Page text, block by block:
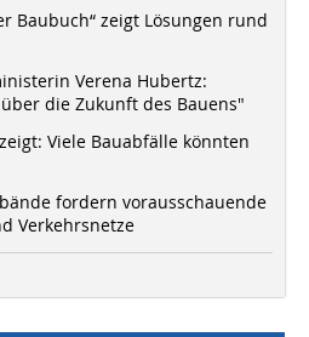
Baubuch“ zeigt Lösungen rund
Verena Hubertz:
die Zukunft des Bauens"
Viele Bauabfälle könnten
fordern vorausschauende
Verkehrsnetze